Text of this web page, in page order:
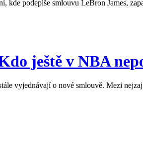
kde podepíše smlouvu LeBron James,
ještě v NBA
vyjednávají o nové smlouvě. Mezi